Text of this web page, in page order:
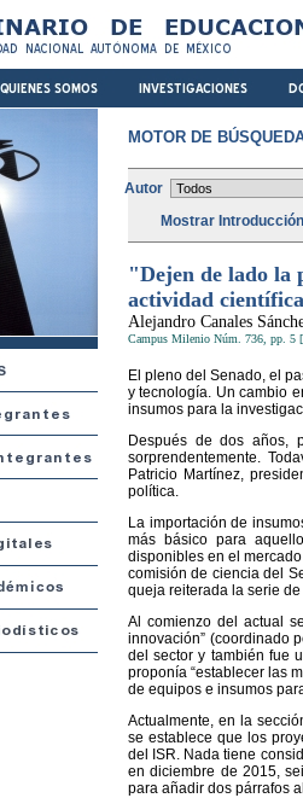
MOTOR DE
Autor
Mostrar
"Dejen de lado la
actividad científica
Alejandro Canales
Campus Milenio Núm. 736, pp. 5
El pleno del Senado, el
y tecnología. Un cambio
insumos para la
Después de dos años,
sorprendentemente.
Patricio Martínez,
política.
La importación de
más básico para
disponibles en el
comisión de ciencia del
queja reiterada la serie
Al comienzo del actual
innovación” (coordinado
del sector y también fue
proponía “establecer las
de equipos e insumos
Actualmente, en la
se establece que los
del ISR. Nada tiene
en diciembre de 2015,
para añadir dos párrafos